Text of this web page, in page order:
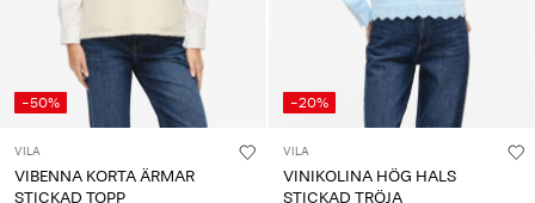
-50%
VILA
VIBENNA KORTA ÄRMAR
STICKAD TOPP
-20%
VILA
VINIKOLINA HÖG HALS
STICKAD TRÖJA